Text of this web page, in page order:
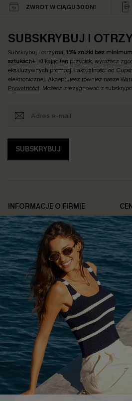
ZWROT W CIĄGU 30 DNI
SUBSKRYBUJ I
Subskrybuj i otrzymaj 15% zniżki bez minimum
sztukach+. Klikając ten przycisk, wyrażasz
ekskluzywnych promocji i aktualności od
elektronicznej. Akceptujesz również nasze
Prywatności. Możesz zrezygnować z
SUBSKRYBUJ
INFORMACJE O FIRMIE
O NAS
Opinie Klientów
Polityka Prywatności
Warunki & Zasady
Łańcuch Dostaw Cupshe
20% Zniżki na SMS
POPULARNA KOLEKCJA
Nowości